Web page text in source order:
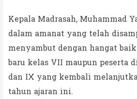
Kepala Madrasah, Muhammad
dalam amanat yang telah
menyambut dengan hangat
baru kelas VII maupun peserta
dan IX yang kembali
tahun ajaran ini.